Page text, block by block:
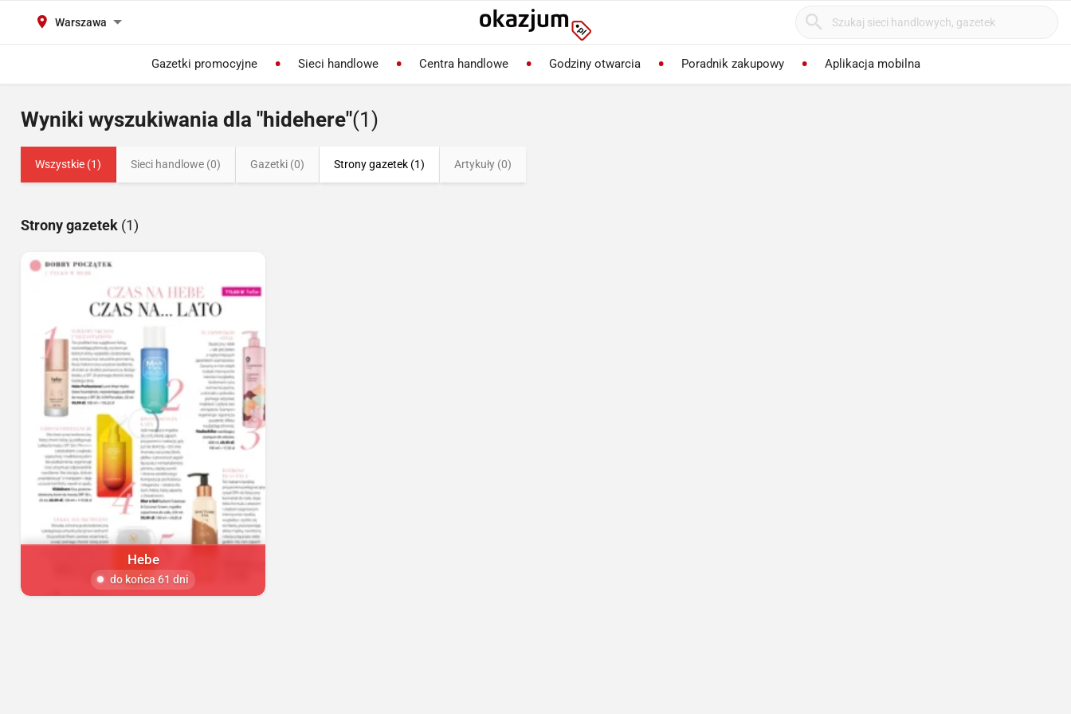
Warszawa
Gazetki promocyjne Sieci handlowe Centra handlowe Godziny otwarcia Poradnik zakupowy Aplikacja mobilna
Wyniki wyszukiwania dla "hidehere"(1)
Wszystkie (1) Sieci handlowe (0) Gazetki (0) Strony gazetek (1) Artykuły (0)
Strony gazetek (1)
Hebe
do końca 61 dni